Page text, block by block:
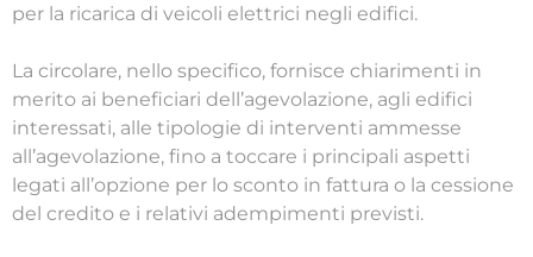
per la ricarica di veicoli elettrici negli edifici.
La circolare, nello specifico, fornisce chiarimenti in
merito ai beneficiari dell’agevolazione, agli edifici
interessati, alle tipologie di interventi ammesse
all’agevolazione, fino a toccare i principali aspetti
legati all’opzione per lo sconto in fattura o la cessione
del credito e i relativi adempimenti previsti.